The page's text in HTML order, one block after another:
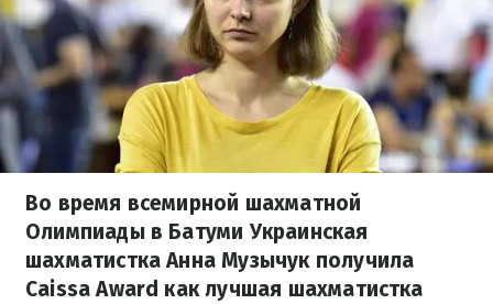
Во время всемирной шахматной
Олимпиады в Батуми Украинская
шахматистка Анна Музычук получила
Caissa Award как лучшая шахматистка